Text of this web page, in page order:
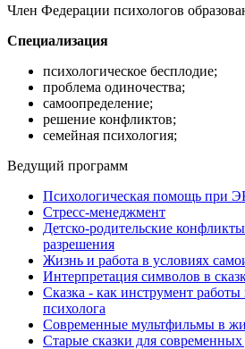
Член Федерации психологов
Специализация
психологическое бесплодие;
проблема одиночества;
самоопределение;
решение конфликтов;
семейная психология;
Ведущий программ
Психологическая помощь при
Стресс-менеджмент
Детско-родительские
разрешения
Жизнь и работа в условиях
Интерпретация символов в
Сказка - как инструмент работы
психолога
Современные мультфильмы в
Старые сказки для современных